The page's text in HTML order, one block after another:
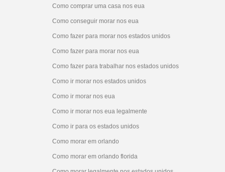
Como comprar uma casa nos eua
Como conseguir morar nos eua
Como fazer para morar nos estados unidos
Como fazer para morar nos eua
Como fazer para trabalhar nos estados unidos
Como ir morar nos estados unidos
Como ir morar nos eua
Como ir morar nos eua legalmente
Como ir para os estados unidos
Como morar em orlando
Como morar em orlando florida